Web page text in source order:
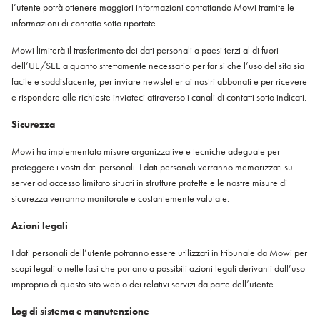
l’utente potrà ottenere maggiori informazioni contattando Mowi tramite le
informazioni di contatto sotto riportate.
Mowi limiterà il trasferimento dei dati personali a paesi terzi al di fuori
dell’UE/SEE a quanto strettamente necessario per far sì che l’uso del sito sia
facile e soddisfacente, per inviare newsletter ai nostri abbonati e per ricevere
e rispondere alle richieste inviateci attraverso i canali di contatti sotto indicati.
Sicurezza
Mowi ha implementato misure organizzative e tecniche adeguate per
proteggere i vostri dati personali. I dati personali verranno memorizzati su
server ad accesso limitato situati in strutture protette e le nostre misure di
sicurezza verranno monitorate e costantemente valutate.
Azioni legali
I dati personali dell’utente potranno essere utilizzati in tribunale da Mowi per
scopi legali o nelle fasi che portano a possibili azioni legali derivanti dall’uso
improprio di questo sito web o dei relativi servizi da parte dell’utente.
Log di sistema e manutenzione